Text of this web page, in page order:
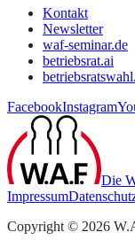
Kontakt
Newsletter
waf-seminar.de
betriebsrat.ai
FacebookInstagram
Die
Impressum
Copyright © 2026